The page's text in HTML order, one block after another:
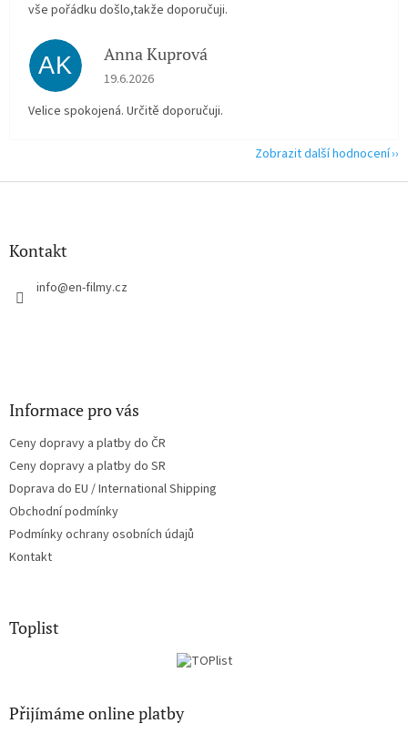
vše pořádku došlo,takže doporučuji.
AK Anna Kuprová
Hodnocení obchodu je 5 z 5 hvězdiček.
19.6.2026
Velice spokojená. Určitě doporučuji.
Zobrazit další hodnocení
Z
Kontakt
info@en-filmy.cz
Informace pro vás
Ceny dopravy a platby do ČR
Ceny dopravy a platby do SR
Doprava do EU / International Shipping
Obchodní podmínky
Podmínky ochrany osobních údajů
Kontakt
Toplist
Přijímáme online platby